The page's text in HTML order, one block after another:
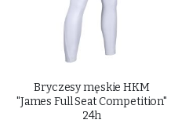
Bryczesy męskie HKM
"James Full Seat Competition"
24h